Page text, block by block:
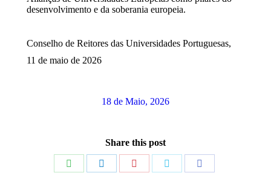
desenvolvimento e da soberania europeia.
Conselho de Reitores das Universidades Portuguesas,
11 de maio de 2026
18 de Maio, 2026
Share this post